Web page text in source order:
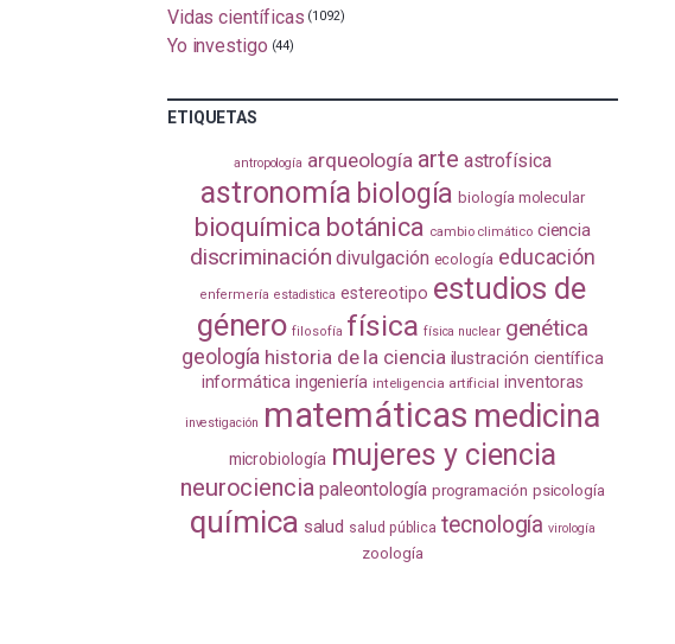
Vidas científicas (1092)
Yo investigo (44)
ETIQUETAS
antropología arqueología arte astrofísica
astronomía biología biología molecular
bioquímica botánica cambio climático ciencia
discriminación divulgación ecología educación
enfermería estadistica estereotipo estudios de
género filosofía física física nuclear genética
geología historia de la ciencia ilustración científica
informática ingeniería inteligencia artificial inventoras
investigación matemáticas medicina
microbiología mujeres y ciencia
neurociencia paleontología programación psicología
química salud salud pública tecnología virología
zoología